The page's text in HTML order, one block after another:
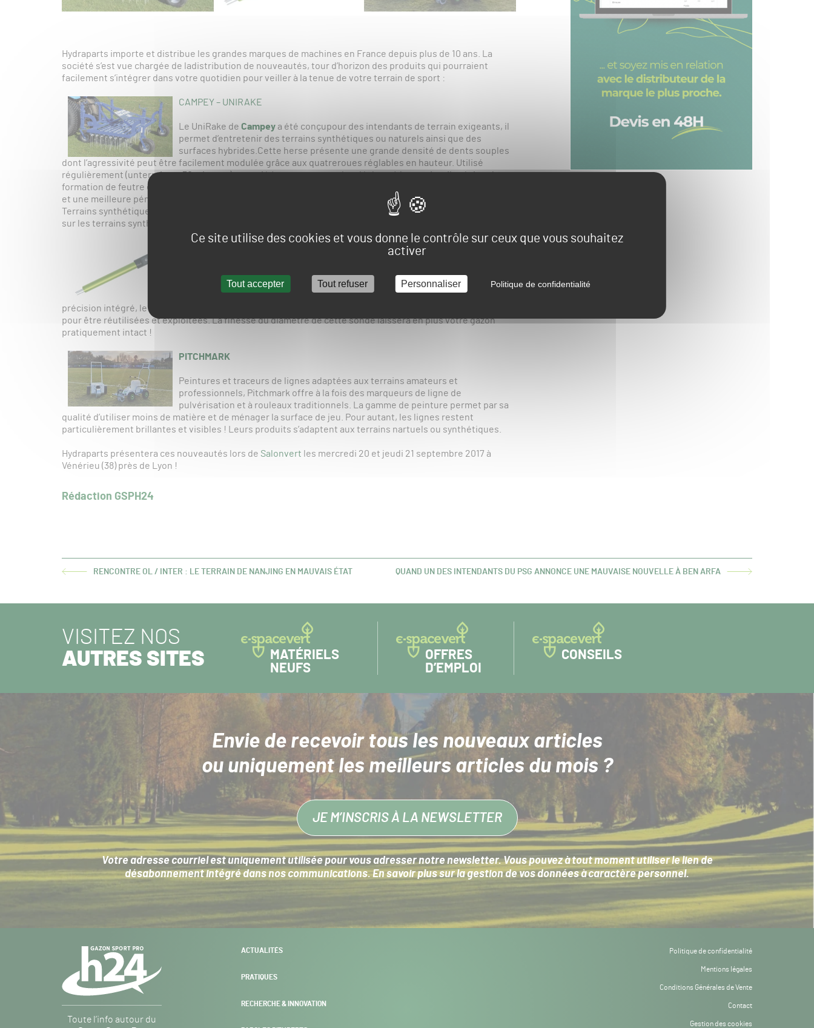
Ce site utilise des cookies et vous donne le contrôle sur ceux que vous souhaitez
activer
Tout accepter Tout refuser Personnaliser Politique de confidentialité
Hydraparts importe et distribue les grandes marques de machines en France depuis plus de 10 ans. La
société s’est vue chargée de ladistribution de nouveautés, tour d’horizon des produits qui pourraient
facilement s’intégrer dans votre quotidien pour veiller à la tenue de votre terrain de sport :
CAMPEY – UNIRAKE
Le UniRake de Campey a été conçupour des intendants de terrain exigeants, il
permet d’entretenir des terrains synthétiques ou naturels ainsi que des
surfaces hybrides.Cette herse présente une grande densité de dents souples
dont l’agressivité peut être facilement modulée grâce aux quatreroues réglables en hauteur. Utilisé
régulièrement (unterrain en 30 minutes), associé à un ramassage des déchets à la rotative, il prévient la
formation de feutre en extrayant la matière organique faible. Le gazon est dynamisé par l’apport d’oxygène
et une meilleure pénétration de l’eau et des nutriments, le brin est redressé pour une meilleure tonte.
Terrains synthétiques : L’Unirake est également très efficace pour décompacter et remonter le substrat
sur les terrains synthétiques.
conductivité électrique et l’indice de salinité qui sont un reflet du niveau de
précision intégré, le POGO date et géolocalise toutes les mesures qui sont ensuite stockées dans un cloud
pour être réutilisées et exploitées. La finesse du diamètre de cette sonde laissera en plus votre gazon
pratiquement intact !
PITCHMARK
Peintures et traceurs de lignes adaptées aux terrains amateurs et
professionnels, Pitchmark offre à la fois des marqueurs de ligne de
pulvérisation et à rouleaux traditionnels. La gamme de peinture permet par sa
qualité d’utiliser moins de matière et de ménager la surface de jeu. Pour autant, les lignes restent
particulièrement brillantes et visibles ! Leurs produits s’adaptent aux terrains nartuels ou synthétiques.
Hydraparts présentera ces nouveautés lors de Salonvert les mercredi 20 et jeudi 21 septembre 2017 à
Vénérieu (38) près de Lyon !
Rédaction GSPH24
ARTICLERENCONTRE OL / INTER : LE TERRAIN DE NANJING EN MAUVAIS ÉTAT
ARTICLE
QUAND UN DES INTENDANTS DU PSG ANNONCE UNE MAUVAISE NOUVELLE À BEN ARFA
VISITEZ NOS
AUTRES SITES
MATÉRIELS
NEUFS
OFFRES
D’EMPLOI
CONSEILS
Envie de recevoir tous les nouveaux articles
ou uniquement les meilleurs articles du mois ?
JE M’INSCRIS À LA NEWSLETTER
Votre adresse courriel est uniquement utilisée pour vous adresser notre newsletter. Vous pouvez à tout moment utiliser le lien de
désabonnement intégré dans nos communications. En savoir plus sur lagestion de vos données à caractère personnel.
Sport
Toute l’info autour du
ACTUALITÉS
PRATIQUES
RECHERCHE & INNOVATION
Politique de confidentialité
Mentions légales
Conditions Générales de Vente
Contact
Gestion des cookies